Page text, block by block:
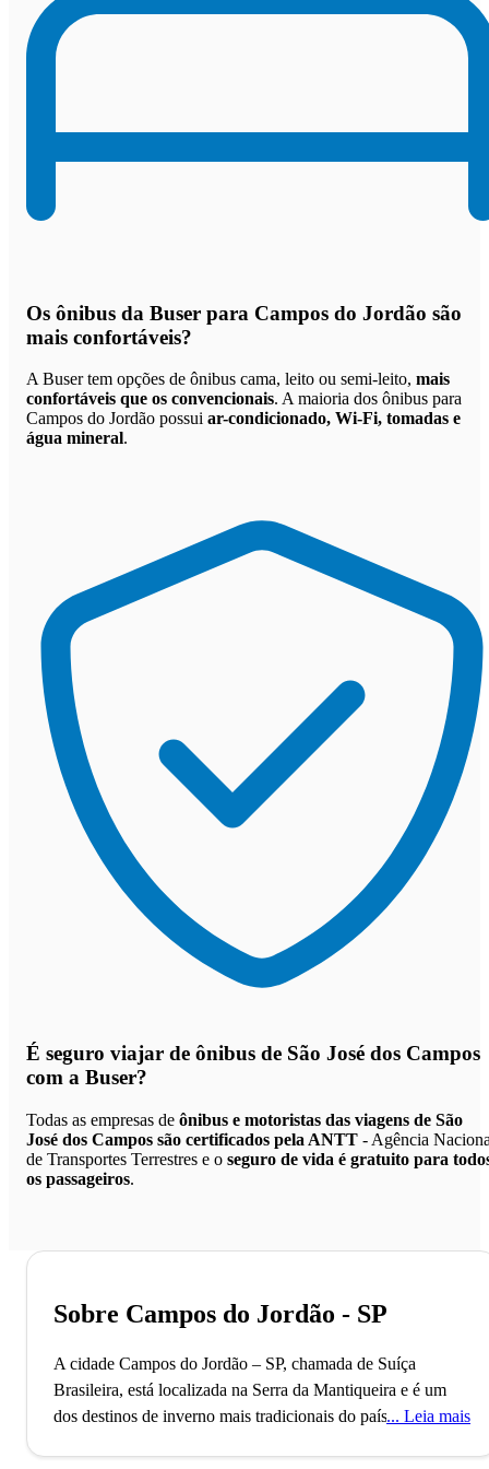
Os ônibus da Buser para Campos do Jordão são
mais confortáveis?
A Buser tem opções de ônibus cama, leito ou semi-leito, mais
confortáveis que os convencionais. A maioria dos ônibus para
Campos do Jordão possui ar-condicionado, Wi-Fi, tomadas e
água mineral.
É seguro viajar de ônibus de São José dos Campos
com a Buser?
Todas as empresas de ônibus e motoristas das viagens de São
José dos Campos são certificados pela ANTT - Agência
de Transportes Terrestres e o seguro de vida é gratuito para
os passageiros.
Sobre Campos do Jordão - SP
A cidade Campos do Jordão – SP, chamada de Suíça
Brasileira, está localizada na Serra da Mantiqueira e é um
dos destinos de inverno mais tradicionais do país. A cidade
Leia mais